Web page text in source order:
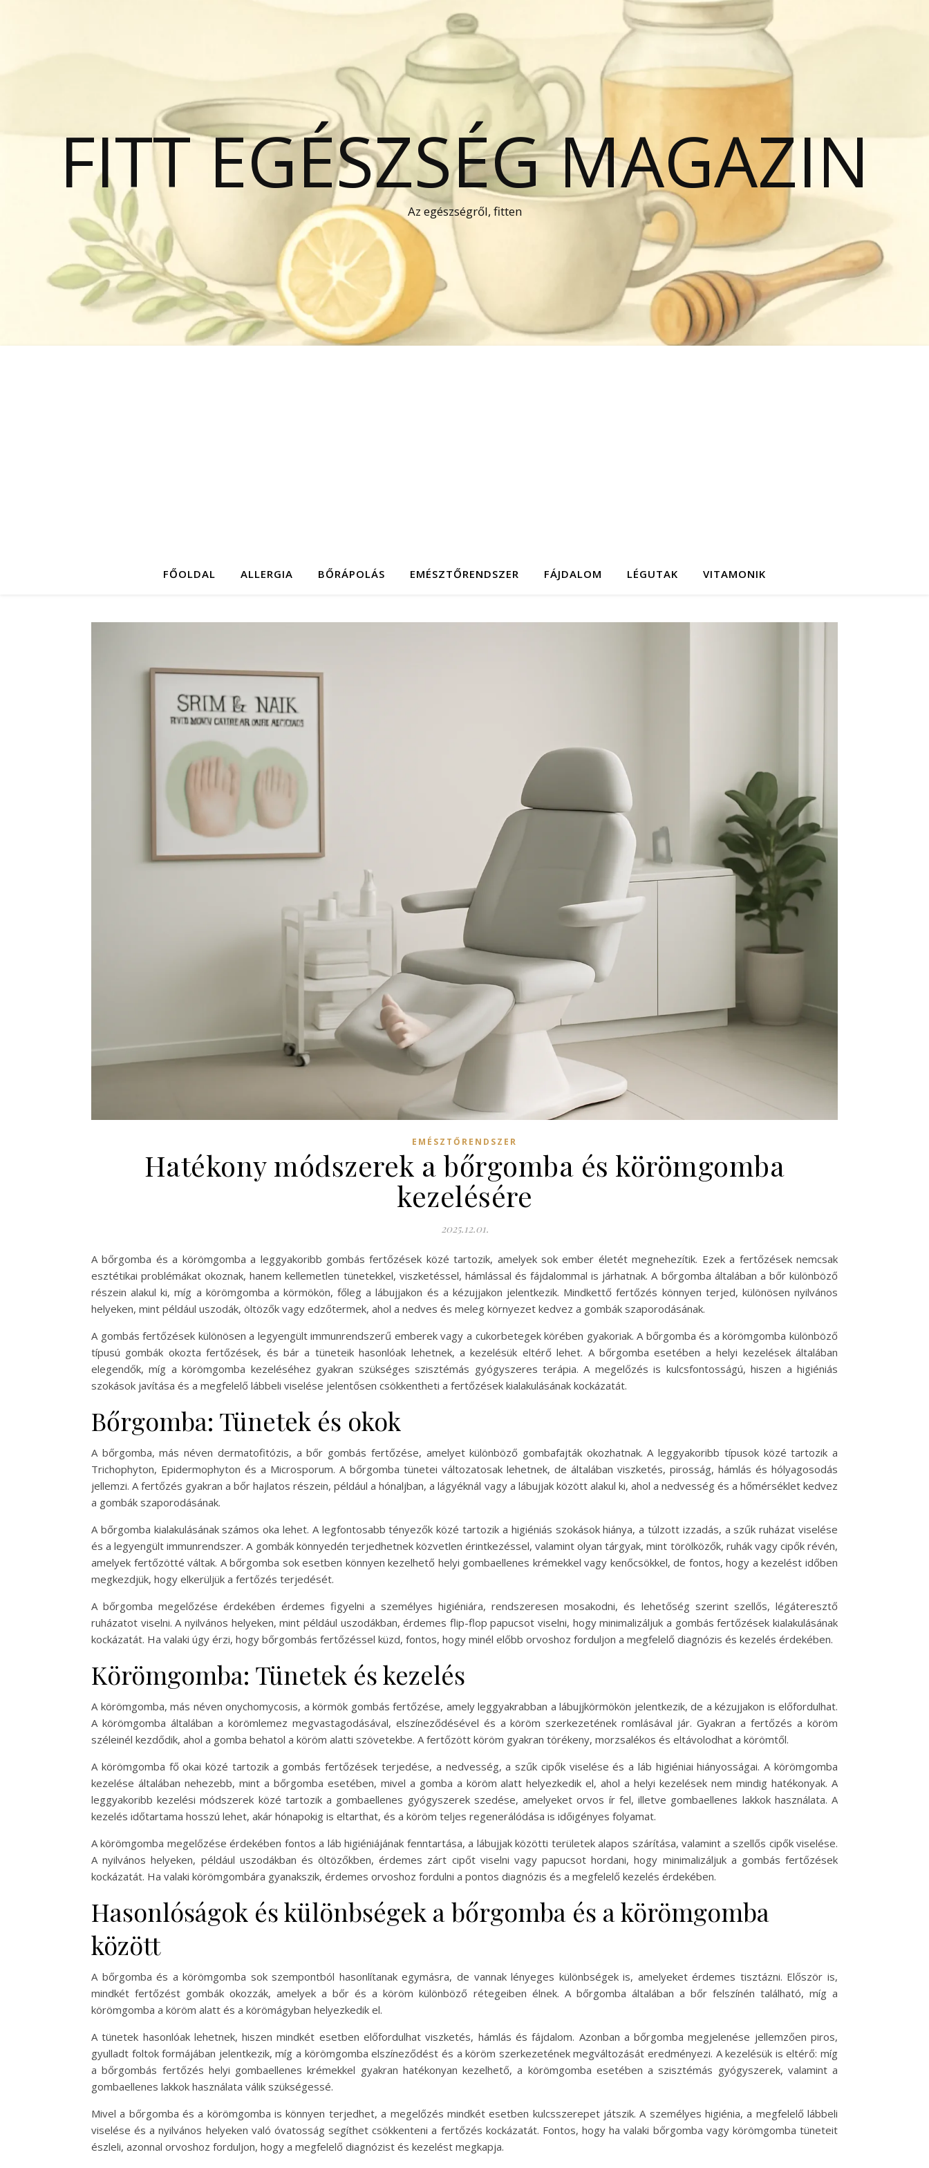
FITT EGÉSZSÉG MAGAZIN
Az egészségről, fitten
FŐOLDAL ALLERGIA BŐRÁPOLÁS EMÉSZTŐRENDSZER FÁJDALOM LÉGUTAK VITAMONIK
EMÉSZTŐRENDSZER
Hatékony módszerek a bőrgomba és körömgomba
kezelésére
2025.12.01.
A bőrgomba és a körömgomba a leggyakoribb gombás fertőzések közé tartozik, amelyek sok ember életét megnehezítik. Ezek a fertőzések nemcsak
esztétikai problémákat okoznak, hanem kellemetlen tünetekkel, viszketéssel, hámlással és fájdalommal is járhatnak. A bőrgomba általában a bőr különböző
részein alakul ki, míg a körömgomba a körmökön, főleg a lábujjakon és a kézujjakon jelentkezik. Mindkettő fertőzés könnyen terjed, különösen nyilvános
helyeken, mint például uszodák, öltözők vagy edzőtermek, ahol a nedves és meleg környezet kedvez a gombák szaporodásának.
A gombás fertőzések különösen a legyengült immunrendszerű emberek vagy a cukorbetegek körében gyakoriak. A bőrgomba és a körömgomba különböző
típusú gombák okozta fertőzések, és bár a tüneteik hasonlóak lehetnek, a kezelésük eltérő lehet. A bőrgomba esetében a helyi kezelések általában
elegendők, míg a körömgomba kezeléséhez gyakran szükséges szisztémás gyógyszeres terápia. A megelőzés is kulcsfontosságú, hiszen a higiéniás
szokások javítása és a megfelelő lábbeli viselése jelentősen csökkentheti a fertőzések kialakulásának kockázatát.
Bőrgomba: Tünetek és okok
A bőrgomba, más néven dermatofitózis, a bőr gombás fertőzése, amelyet különböző gombafajták okozhatnak. A leggyakoribb típusok közé tartozik a
Trichophyton, Epidermophyton és a Microsporum. A bőrgomba tünetei változatosak lehetnek, de általában viszketés, pirosság, hámlás és hólyagosodás
jellemzi. A fertőzés gyakran a bőr hajlatos részein, például a hónaljban, a lágyéknál vagy a lábujjak között alakul ki, ahol a nedvesség és a hőmérséklet kedvez
a gombák szaporodásának.
A bőrgomba kialakulásának számos oka lehet. A legfontosabb tényezők közé tartozik a higiéniás szokások hiánya, a túlzott izzadás, a szűk ruházat viselése
és a legyengült immunrendszer. A gombák könnyedén terjedhetnek közvetlen érintkezéssel, valamint olyan tárgyak, mint törölközők, ruhák vagy cipők révén,
amelyek fertőzötté váltak. A bőrgomba sok esetben könnyen kezelhető helyi gombaellenes krémekkel vagy kenőcsökkel, de fontos, hogy a kezelést időben
megkezdjük, hogy elkerüljük a fertőzés terjedését.
A bőrgomba megelőzése érdekében érdemes figyelni a személyes higiéniára, rendszeresen mosakodni, és lehetőség szerint szellős, légáteresztő
ruházatot viselni. A nyilvános helyeken, mint például uszodákban, érdemes flip-flop papucsot viselni, hogy minimalizáljuk a gombás fertőzések kialakulásának
kockázatát. Ha valaki úgy érzi, hogy bőrgombás fertőzéssel küzd, fontos, hogy minél előbb orvoshoz forduljon a megfelelő diagnózis és kezelés érdekében.
Körömgomba: Tünetek és kezelés
A körömgomba, más néven onychomycosis, a körmök gombás fertőzése, amely leggyakrabban a lábujjkörmökön jelentkezik, de a kézujjakon is előfordulhat.
A körömgomba általában a körömlemez megvastagodásával, elszíneződésével és a köröm szerkezetének romlásával jár. Gyakran a fertőzés a köröm
széleinél kezdődik, ahol a gomba behatol a köröm alatti szövetekbe. A fertőzött köröm gyakran törékeny, morzsalékos és eltávolodhat a körömtől.
A körömgomba fő okai közé tartozik a gombás fertőzések terjedése, a nedvesség, a szűk cipők viselése és a láb higiéniai hiányosságai. A körömgomba
kezelése általában nehezebb, mint a bőrgomba esetében, mivel a gomba a köröm alatt helyezkedik el, ahol a helyi kezelések nem mindig hatékonyak. A
leggyakoribb kezelési módszerek közé tartozik a gombaellenes gyógyszerek szedése, amelyeket orvos ír fel, illetve gombaellenes lakkok használata. A
kezelés időtartama hosszú lehet, akár hónapokig is eltarthat, és a köröm teljes regenerálódása is időigényes folyamat.
A körömgomba megelőzése érdekében fontos a láb higiéniájának fenntartása, a lábujjak közötti területek alapos szárítása, valamint a szellős cipők viselése.
A nyilvános helyeken, például uszodákban és öltözőkben, érdemes zárt cipőt viselni vagy papucsot hordani, hogy minimalizáljuk a gombás fertőzések
kockázatát. Ha valaki körömgombára gyanakszik, érdemes orvoshoz fordulni a pontos diagnózis és a megfelelő kezelés érdekében.
Hasonlóságok és különbségek a bőrgomba és a körömgomba
között
A bőrgomba és a körömgomba sok szempontból hasonlítanak egymásra, de vannak lényeges különbségek is, amelyeket érdemes tisztázni. Először is,
mindkét fertőzést gombák okozzák, amelyek a bőr és a köröm különböző rétegeiben élnek. A bőrgomba általában a bőr felszínén található, míg a
körömgomba a köröm alatt és a körömágyban helyezkedik el.
A tünetek hasonlóak lehetnek, hiszen mindkét esetben előfordulhat viszketés, hámlás és fájdalom. Azonban a bőrgomba megjelenése jellemzően piros,
gyulladt foltok formájában jelentkezik, míg a körömgomba elszíneződést és a köröm szerkezetének megváltozását eredményezi. A kezelésük is eltérő: míg
a bőrgombás fertőzés helyi gombaellenes krémekkel gyakran hatékonyan kezelhető, a körömgomba esetében a szisztémás gyógyszerek, valamint a
gombaellenes lakkok használata válik szükségessé.
Mivel a bőrgomba és a körömgomba is könnyen terjedhet, a megelőzés mindkét esetben kulcsszerepet játszik. A személyes higiénia, a megfelelő lábbeli
viselése és a nyilvános helyeken való óvatosság segíthet csökkenteni a fertőzés kockázatát. Fontos, hogy ha valaki bőrgomba vagy körömgomba tüneteit
észleli, azonnal orvoshoz forduljon, hogy a megfelelő diagnózist és kezelést megkapja.